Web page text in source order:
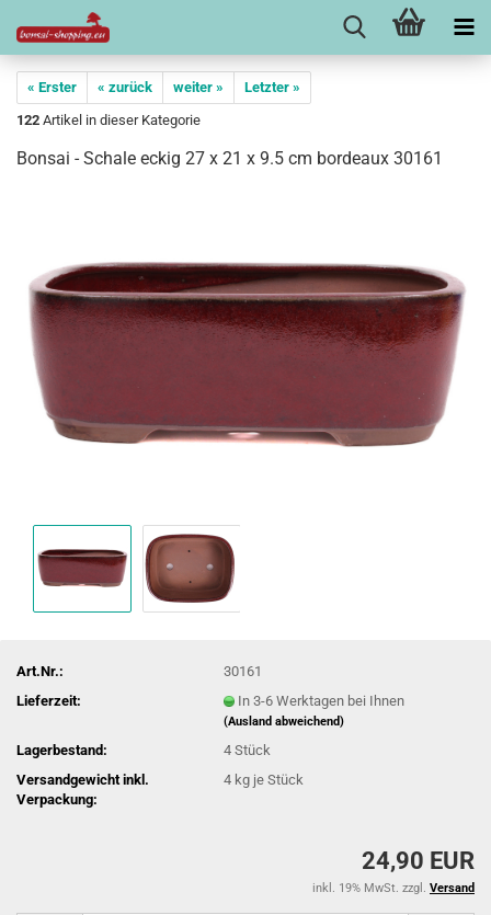
« Erster « zurück weiter »
Letzter »
122 Artikel in dieser Kategorie
Bonsai - Schale eckig 27 x 21 x 9.5 cm bordeaux 30161
Art.Nr.:
30161
Lieferzeit:
In 3-6 Werktagen bei Ihnen
(Ausland abweichend)
Lagerbestand: 4Stück
Versandgewicht inkl.
Verpackung:
4 kg je Stück
24,90 EUR
inkl. 19% MwSt. zzgl. Versand